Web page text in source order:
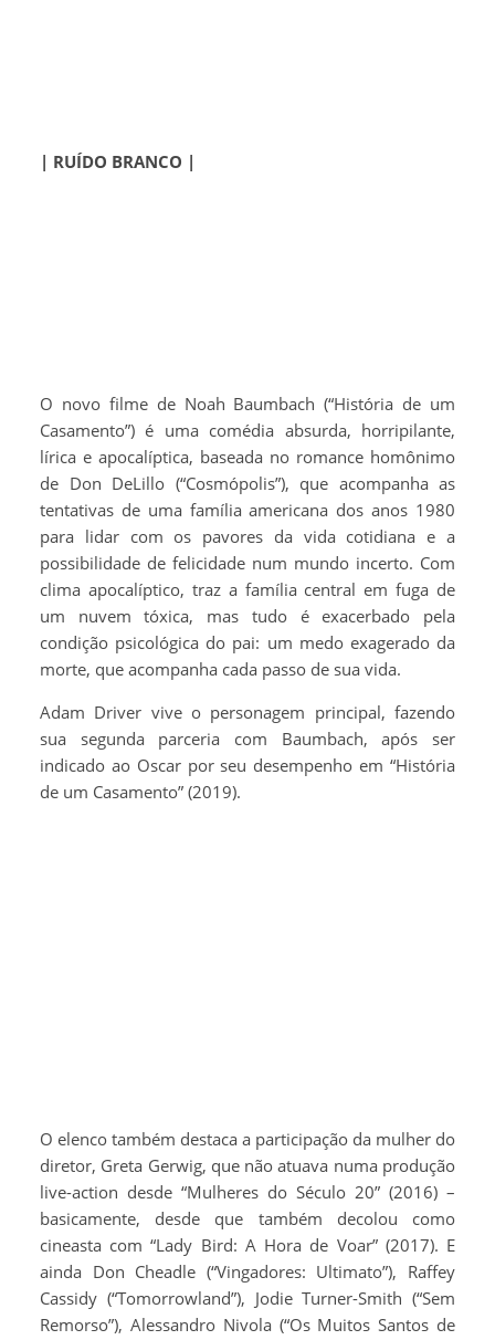
| RUÍDO BRANCO |
O novo filme de Noah Baumbach (“História de um
Casamento”) é uma comédia absurda, horripilante,
lírica e apocalíptica, baseada no romance homônimo
de Don DeLillo (“Cosmópolis”), que acompanha as
tentativas de uma família americana dos anos 1980
para lidar com os pavores da vida cotidiana e a
possibilidade de felicidade num mundo incerto. Com
clima apocalíptico, traz a família central em fuga de
um nuvem tóxica, mas tudo é exacerbado pela
condição psicológica do pai: um medo exagerado da
morte, que acompanha cada passo de sua vida.
Adam Driver vive o personagem principal, fazendo
sua segunda parceria com Baumbach, após ser
indicado ao Oscar por seu desempenho em “História
de um Casamento” (2019).
O elenco também destaca a participação da mulher do
diretor, Greta Gerwig, que não atuava numa produção
live-action desde “Mulheres do Século 20” (2016) –
basicamente, desde que também decolou como
cineasta com “Lady Bird: A Hora de Voar” (2017). E
ainda Don Cheadle (“Vingadores: Ultimato”), Raffey
Cassidy (“Tomorrowland”), Jodie Turner-Smith (“Sem
Remorso”), Alessandro Nivola (“Os Muitos Santos de